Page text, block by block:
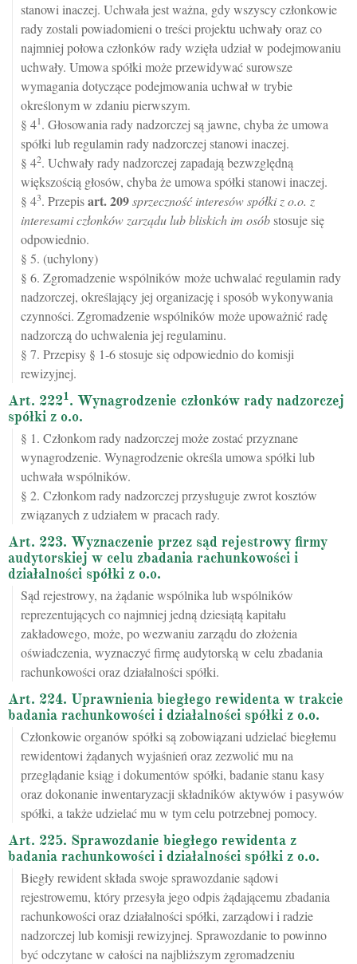
stanowi inaczej. Uchwała jest ważna, gdy wszyscy członkowie
rady zostali powiadomieni o treści projektu uchwały oraz co
najmniej połowa członków rady wzięła udział w podejmowaniu
uchwały. Umowa spółki może przewidywać surowsze
wymagania dotyczące podejmowania uchwał w trybie
określonym w zdaniu pierwszym.
§ 41. Głosowania rady nadzorczej są jawne, chyba że umowa
spółki lub regulamin rady nadzorczej stanowi inaczej.
§ 42. Uchwały rady nadzorczej zapadają bezwzględną
większością głosów, chyba że umowa spółki stanowi inaczej.
§ 43. Przepisart.209sprzeczność interesów spółki z o.o. z
interesami członków zarządu lub bliskich im osóbstosuje się
odpowiednio.
§ 5. (uchylony)
§ 6. Zgromadzenie wspólników może uchwalać regulamin rady
nadzorczej, określający jej organizację i sposób wykonywania
czynności. Zgromadzenie wspólników może upoważnić radę
nadzorczą do uchwalenia jej regulaminu.
§ 7. Przepisy § 1-6 stosuje się odpowiednio do komisji
rewizyjnej.
Art. 2221. Wynagrodzenie członków rady nadzorczej
spółki z o.o.
§ 1. Członkom rady nadzorczej może zostać przyznane
wynagrodzenie. Wynagrodzenie określa umowa spółki lub
uchwała wspólników.
§ 2. Członkom rady nadzorczej przysługuje zwrot kosztów
związanych z udziałem w pracach rady.
Art. 223. Wyznaczenie przez sąd rejestrowy firmy
audytorskiej w celu zbadania rachunkowości i
działalności spółki z o.o.
Sąd rejestrowy, na żądanie wspólnika lub wspólników
reprezentujących co najmniej jedną dziesiątą kapitału
zakładowego, może, po wezwaniu zarządu do złożenia
oświadczenia, wyznaczyć firmę audytorską w celu zbadania
rachunkowości oraz działalności spółki.
Art. 224. Uprawnienia biegłego rewidenta w trakcie
badania rachunkowości i działalności spółki z o.o.
Członkowie organów spółki są zobowiązani udzielać biegłemu
rewidentowi żądanych wyjaśnień oraz zezwolić mu na
przeglądanie ksiąg i dokumentów spółki, badanie stanu kasy
oraz dokonanie inwentaryzacji składników aktywów i pasywów
spółki, a także udzielać mu w tym celu potrzebnej pomocy.
Art. 225. Sprawozdanie biegłego rewidenta z
badania rachunkowości i działalności spółki z o.o.
Biegły rewident składa swoje sprawozdanie sądowi
rejestrowemu, który przesyła jego odpis żądającemu zbadania
rachunkowości oraz działalności spółki, zarządowi i radzie
nadzorczej lub komisji rewizyjnej. Sprawozdanie to powinno
być odczytane w całości na najbliższym zgromadzeniu